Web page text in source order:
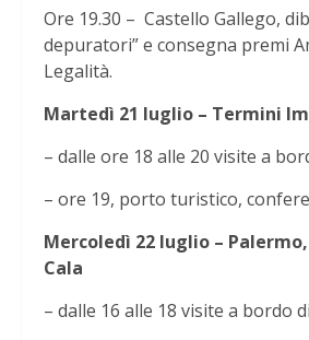
Ore 19.30 – Castello Gallego,
depuratori” e consegna premi
Legalità.
Martedì 21 luglio – Termini
– dalle ore 18 alle 20 visite a
– ore 19, porto turistico,
Mercoledì 22 luglio –
Cala
– dalle 16 alle 18 visite a bordo